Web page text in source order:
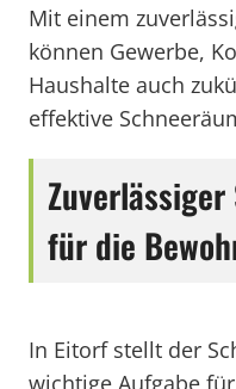
Mit einem
können Gewerbe,
Haushalte auch
effektive
für die
In Eitorf stellt der
wichtige Aufgabe